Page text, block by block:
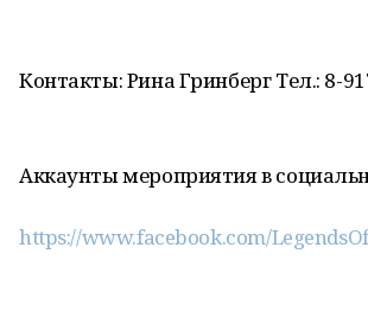
Контакты: Рина Гринберг Тел.: 8-
Аккаунты мероприятия в
https://www.facebook.com/